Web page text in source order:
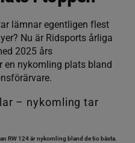
lämnar egentligen flest
Nu är Ridsports årliga
2025 års
en nykomling plats bland
RW 124 är nykomling bland de tio bästa.